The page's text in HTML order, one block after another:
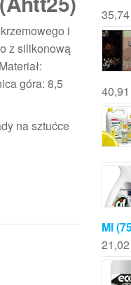
i
z silikonową
góra: 8,5
na sztućce
35,74
40,91
Ml
21,02